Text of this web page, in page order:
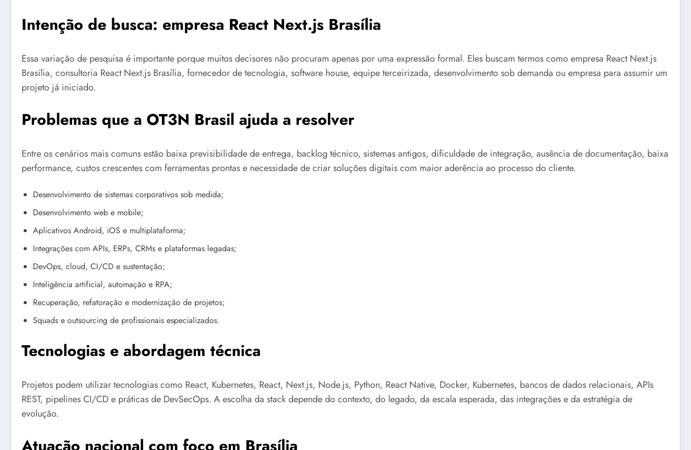
Intenção de busca: empresa React Next.js Brasília
Essa variação de pesquisa é importante porque muitos decisores não procuram apenas por uma expressão formal. Eles buscam termos como empresa React Next.js
Brasília, consultoria React Next.js Brasília, fornecedor de tecnologia, software house, equipe terceirizada, desenvolvimento sob demanda ou empresa para assumir um
projeto já iniciado.
Problemas que a OT3N Brasil ajuda a resolver
Entre os cenários mais comuns estão baixa previsibilidade de entrega, backlog técnico, sistemas antigos, dificuldade de integração, ausência de documentação, baixa
performance, custos crescentes com ferramentas prontas e necessidade de criar soluções digitais com maior aderência ao processo do cliente.
Desenvolvimento de sistemas corporativos sob medida;
Desenvolvimento web e mobile;
Aplicativos Android, iOS e multiplataforma;
Integrações com APIs, ERPs, CRMs e plataformas legadas;
DevOps, cloud, CI/CD e sustentação;
Inteligência artificial, automação e RPA;
Recuperação, refatoração e modernização de projetos;
Squads e outsourcing de profissionais especializados.
Tecnologias e abordagem técnica
Projetos podem utilizar tecnologias como React, Kubernetes, React, Next.js, Node.js, Python, React Native, Docker, Kubernetes, bancos de dados relacionais, APIs
REST, pipelines CI/CD e práticas de DevSecOps. A escolha da stack depende do contexto, do legado, da escala esperada, das integrações e da estratégia de
evolução.